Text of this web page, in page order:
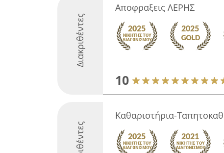
Διακριθέντες
Αποφραξεις ΛΕΡΗΣ
10
Καθαριστήρια-